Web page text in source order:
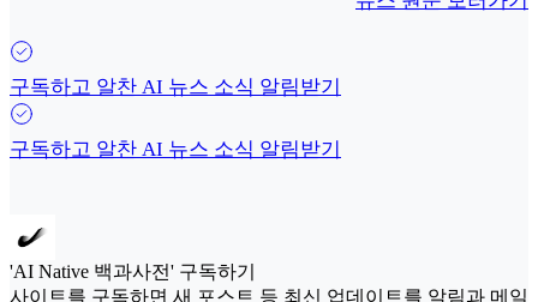
구독하고 알찬 AI 뉴스 소식 알림받기
구독하고 알찬 AI 뉴스 소식 알림받기
'AI Native 백과사전' 구독하기
사이트를 구독하면 새 포스트 등 최신 업데이트를 알림과 메일